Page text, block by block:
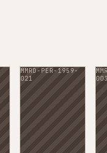
MMRD-PER-1959-
021